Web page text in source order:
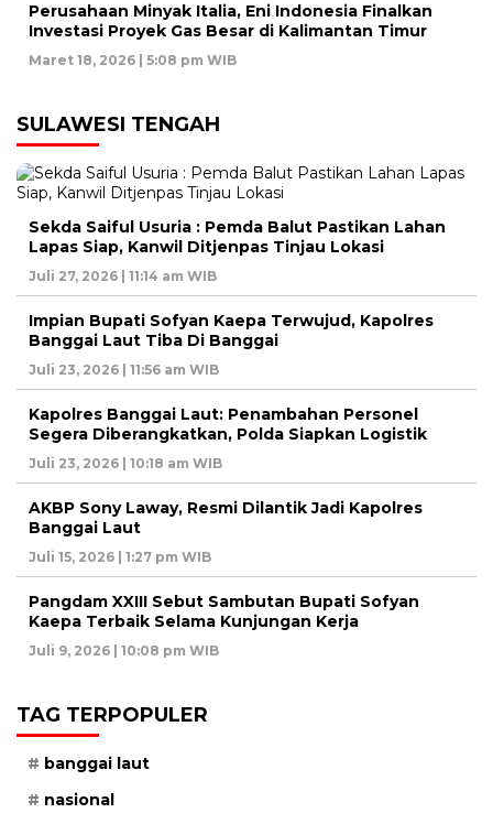
Perusahaan Minyak Italia, Eni Indonesia Finalkan
Investasi Proyek Gas Besar di Kalimantan Timur
Maret 18, 2026 | 5:08 pm WIB
SULAWESI TENGAH
Sekda Saiful Usuria : Pemda Balut Pastikan Lahan
Lapas Siap, Kanwil Ditjenpas Tinjau Lokasi
Juli 27, 2026 | 11:14 am WIB
Impian Bupati Sofyan Kaepa Terwujud, Kapolres
Banggai Laut Tiba Di Banggai
Juli 23, 2026 | 11:56 am WIB
Kapolres Banggai Laut: Penambahan Personel
Segera Diberangkatkan, Polda Siapkan Logistik
Juli 23, 2026 | 10:18 am WIB
AKBP Sony Laway, Resmi Dilantik Jadi Kapolres
Banggai Laut
Juli 15, 2026 | 1:27 pm WIB
Pangdam XXIII Sebut Sambutan Bupati Sofyan
Kaepa Terbaik Selama Kunjungan Kerja
Juli 9, 2026 | 10:08 pm WIB
TAG TERPOPULER
banggai laut
nasional